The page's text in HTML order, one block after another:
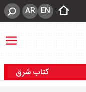
EN
AR
کتاب شرق